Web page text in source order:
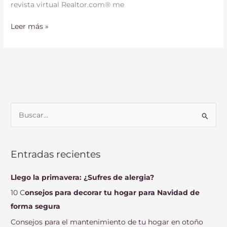
revista virtual Realtor.com® me
Leer más »
c
Entradas recientes
Llego la primavera: ¿Sufres de alergia?
10 Consejos para decorar tu hogar para Navidad de
forma segura
Consejos para el mantenimiento de tu hogar en otoño